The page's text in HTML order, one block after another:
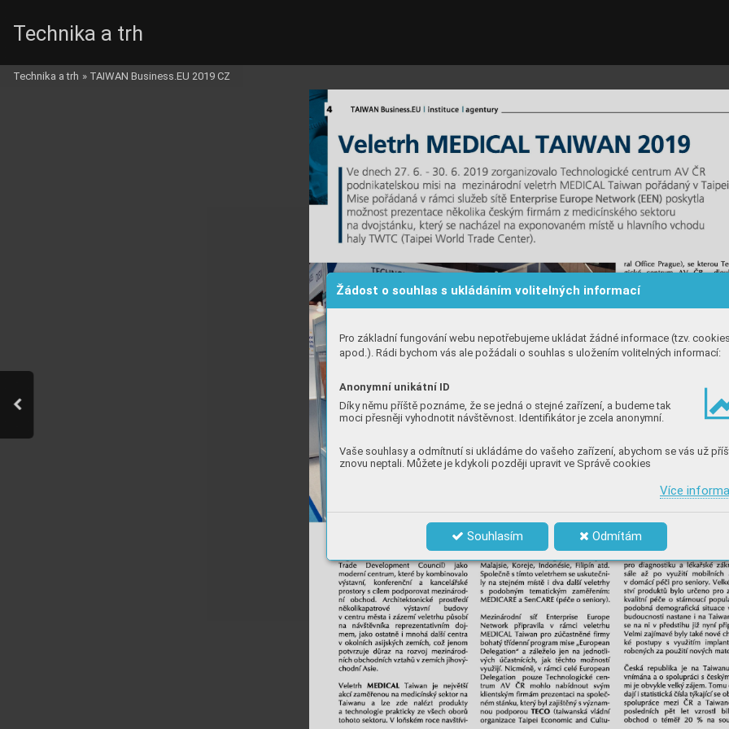
Žádost o souhlas s ukládáním volitelných informací
Pro základní fungování webu nepotřebujeme ukládat žádné informace (tzv.
apod.). Rádi bychom vás ale požádali o souhlas s uložením volitelných informací:
Anonymní unikátní ID
Díky němu příště poznáme, že se jedná o stejné zařízení, a budeme tak
moci přesněji vyhodnotit návštěvnost. Identifikátor je zcela anonymní.
Vaše souhlasy a odmítnutí si ukládáme do vašeho zařízení, abychom se vás už
znovu neptali. Můžete je kdykoli později upravit ve Správě cookies
Více
Souhlasím Odmítám
Technika a trh
Technika a trh » TAIWAN Business.EU 2019 CZ